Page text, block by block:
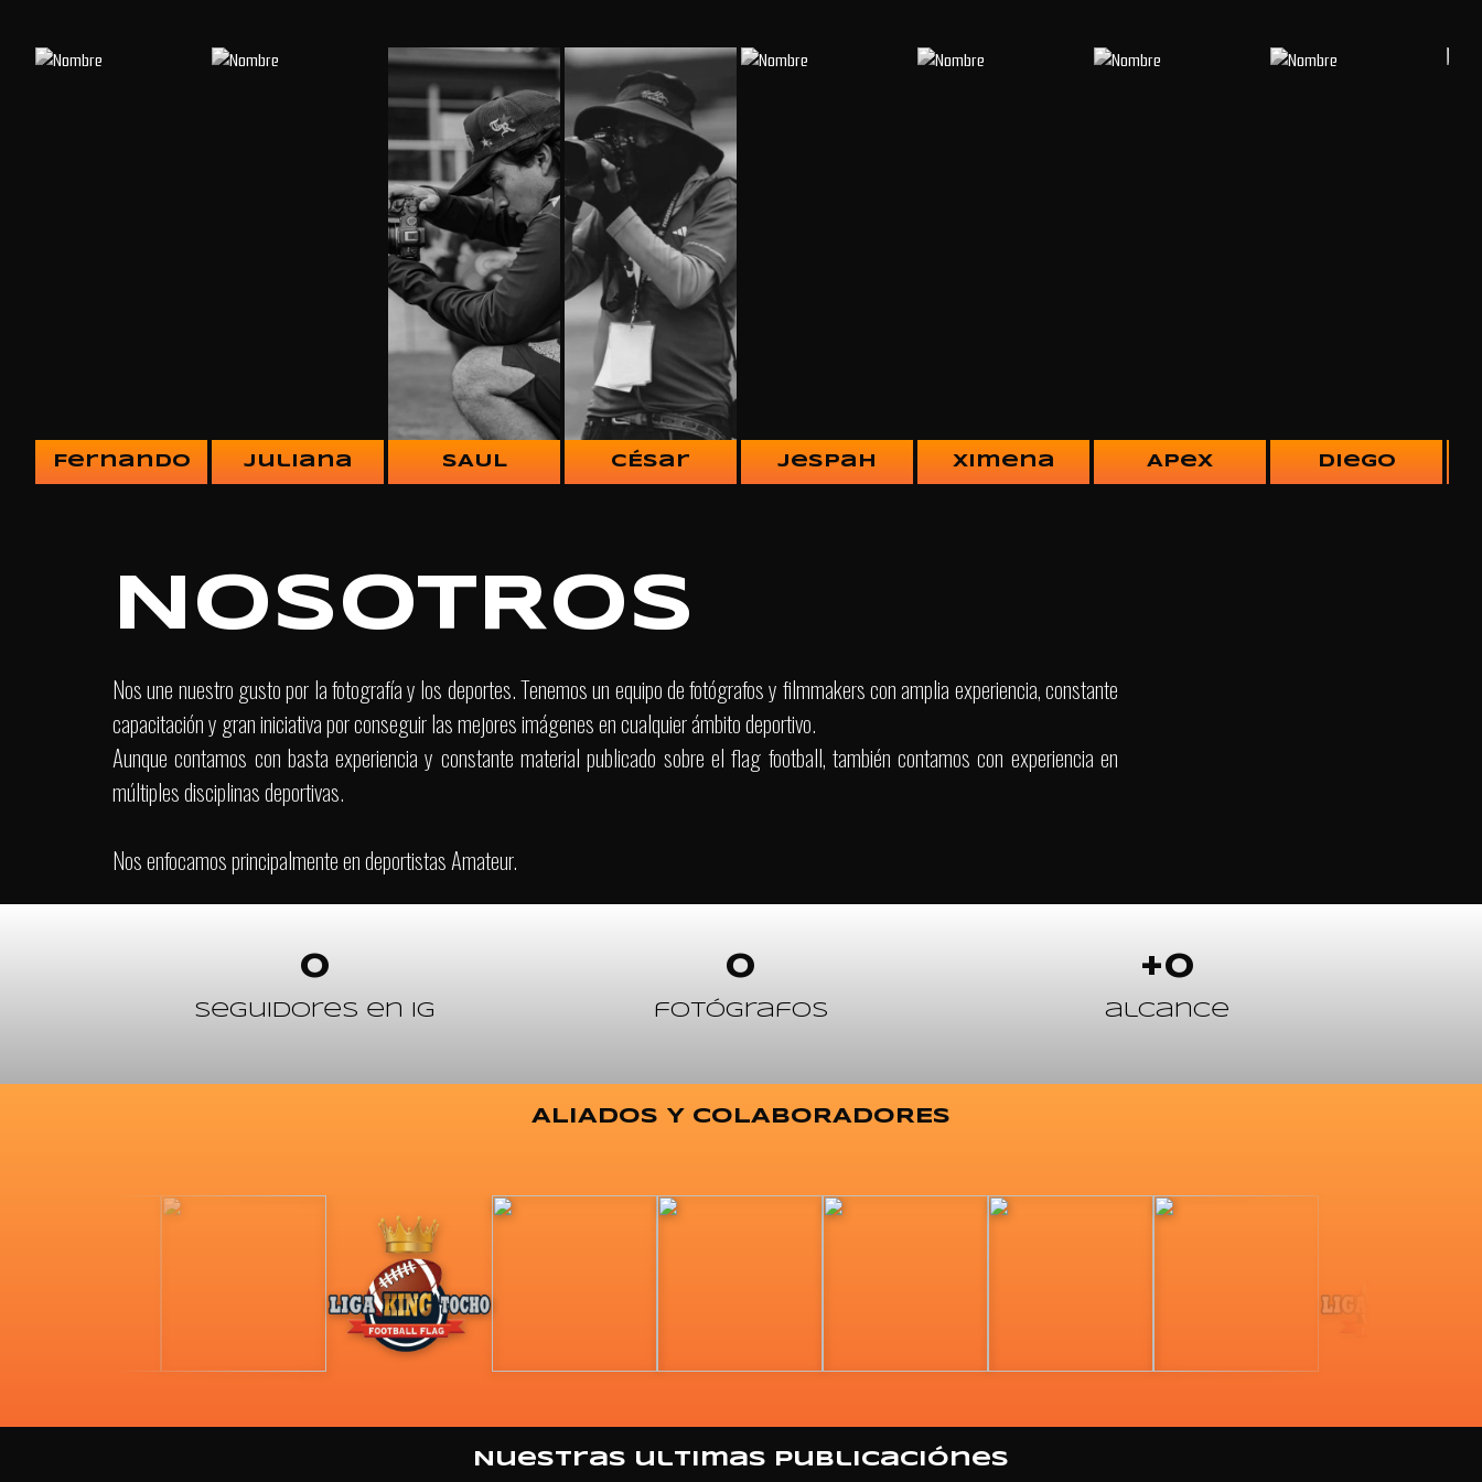
Aprovecha precio especial
Contrata Ahora!
Fernando Juliana SAUL CÉsar Jespah Ximena Apex Diego
NOSOTROS
Nos une nuestro gusto por la fotografía y los deportes. Tenemos un equipo de fotógrafos y filmmakers con amplia experiencia, constante
capacitación y gran iniciativa por conseguir las mejores imágenes en cualquier ámbito deportivo.
Aunque contamos con basta experiencia y constante material publicado sobre el flag football, también contamos con experiencia en
múltiples disciplinas deportivas.
Nos enfocamos principalmente en deportistas Amateur.
Seguidores en IG
0
fotógrafos
0
alcance
+0
ALIADOS Y COLABORADORES
Nuestras ultimas publicaciónes